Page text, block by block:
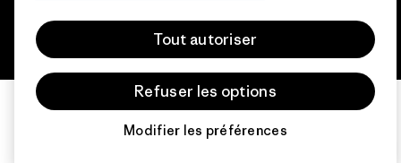
Tout autoriser
Refuser les options
Modifier les préférences